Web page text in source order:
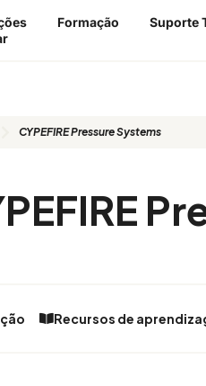
Formação Suporte
CYPEFIRE Pressure Systems
Recursos de